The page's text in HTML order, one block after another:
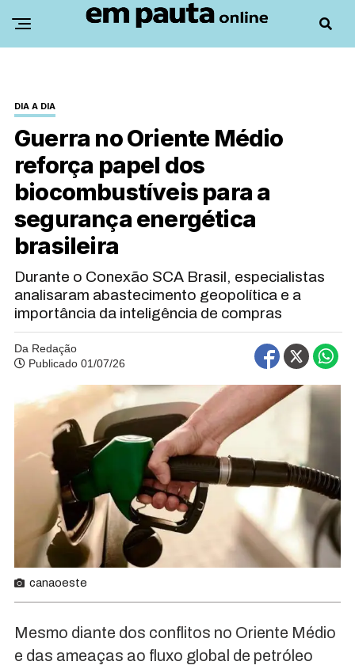
DIA A DIA
Guerra no Oriente Médio
reforça papel dos
biocombustíveis para a
segurança energética
brasileira
Durante o Conexão SCA Brasil, especialistas
analisaram abastecimento geopolítica e a
importância da inteligência de compras
Da Redação
Publicado 01/07/26
canaoeste
Mesmo diante dos conflitos no Oriente Médio
e das ameaças ao fluxo global de petróleo